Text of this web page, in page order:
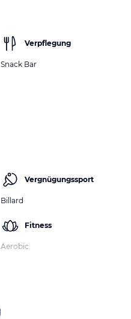
Verpflegung
Snack Bar
Vergnügungssport
Billard
Fitness
Aerobic